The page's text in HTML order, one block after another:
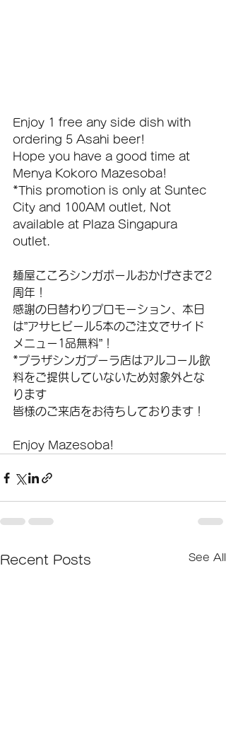
Enjoy 1 free any side dish with
ordering 5 Asahi beer!
Hope you have a good time at
Menya Kokoro Mazesoba!
*This promotion is only at Suntec
City and 100AM outlet, Not
available at Plaza Singapura
outlet.
麺屋こころシンガポールおかげさまで2
周年！
感謝の日替わりプロモーション、本日
は”アサヒビール5本のご注文でサイド
メニュー1品無料”！
*プラザシンガプーラ店はアルコール飲
料をご提供していないため対象外とな
ります
皆様のご来店をお待ちしております！
Enjoy Mazesoba!
Recent Posts See All